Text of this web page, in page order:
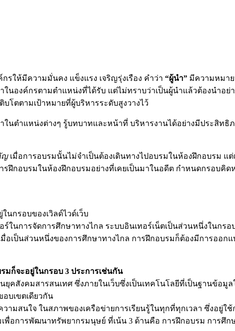
ให้มีความมั่นคง แข็งแรง เจริญรุ่งเรือง คำว่า “ผู้นำ” มีความหมาย
องค์กรตามตำแหน่งที่ได้รับ แต่ไม่ทราบว่าเป็นผู้นำแล้วต้องนำอย่า
โตตามเป้าหมายที่ผู้บริหารระดับสูงวางไว้
นตำแหน่งต่างๆ รู้บทบาทและหน้าที่ บริหารงานได้อย่างมีประสิทธิ
ญเมื่อการอบรมนั้นไม่จำเป็นต้องเดินทางไปอบรมในห้องฝึกอบรม แ
กอบรมในห้องฝึกอบรมอย่างที่เคยเป็นมาในอดีต กำหนดกรอบคิด
นกรอบของเวิลด์ไวด์เว็บ
ในการจัดการศึกษาทางไกล ระบบอินเทอร์เน็ตเป็นส่วนหนึ่งในกร
มื่อเป็นส่วนหนึ่งของการศึกษาทางไกล การฝึกอบรมก็ต้องมีการอ
ก็จะอยู่ในกรอบ 3 ประการเช่นกัน
คสังคมสารสนเทศ ซึ่งภายในเว็บซึ่งเป็นเทคโนโลยีที่เป็นฐานข้อ
บเขตเดียวกัน
ามสนใจ ในสภาพของเครือข่ายการเรียนรู้ในทุกที่ทุกเวลา ซึ่งอยู่ใ
พื่อการพัฒนาทรัพยากรมนุษย์ ที่เน้น 3 ด้านคือ การฝึกอบรม การศึ